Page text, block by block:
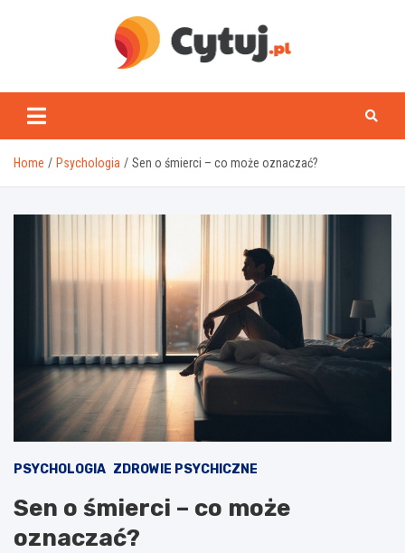
www.cytuj.pl
Home Psychologia Sen o śmierci – co może oznaczać?
PSYCHOLOGIA ZDROWIE PSYCHICZNE
Sen o śmierci – co może
oznaczać?